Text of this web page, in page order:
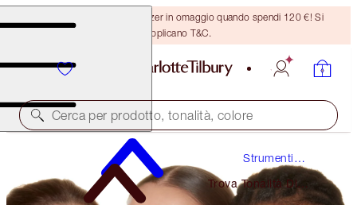
Ricevi un pennello per bronzer in omaggio quando spendi 120 €! Si
applicano T&C.
Cerca per prodotto, tonalità, colore
Strumenti
Beauty
Trova Tonalità Di
Fondotinta